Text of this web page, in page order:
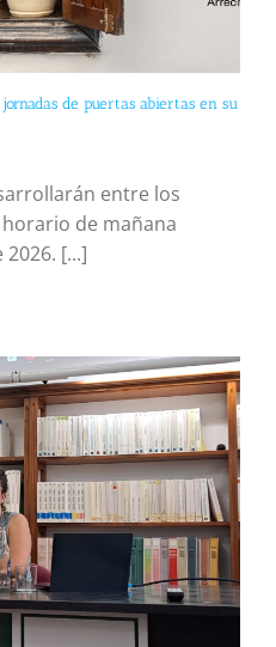
de puertas abiertas en su
entre los
de mañana
[...]